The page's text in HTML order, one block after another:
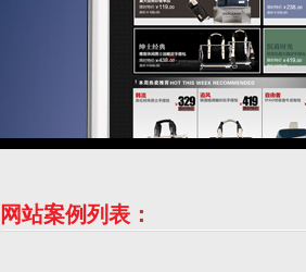
网站案例列表：